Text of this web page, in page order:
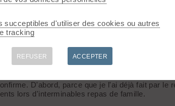
Chabot) je suis normalement là bas pour
D'abord, parce que je l'ai déjà fait par
lors d'interminables repas de famille.
succeptibles d'utiliser des cookies ou autres
tracking
REFUSER ACCEPTER